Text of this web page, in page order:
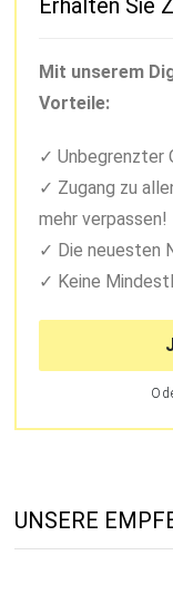
Erhalten Sie
Mit unserem
Vorteile:
Unbegrenzter
Zugang zu
mehr verpassen!
Die neuesten
Keine
UNSERE